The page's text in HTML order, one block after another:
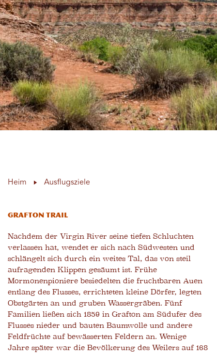
Heim Ausflugsziele
Grafton Trail
Nachdem der Virgin River seine tiefen Schluchten
verlassen hat, wendet er sich nach Südwesten und
schlängelt sich durch ein weites Tal, das von steil
aufragenden Klippen gesäumt ist. Frühe
Mormonenpioniere besiedelten die fruchtbaren Auen
entlang des Flusses, errichteten kleine Dörfer, legten
Obstgärten an und gruben Wassergräben. Fünf
Familien ließen sich 1859 in Grafton am Südufer des
Flusses nieder und bauten Baumwolle und andere
Feldfrüchte auf bewässerten Feldern an. Wenige
Jahre später war die Bevölkerung des Weilers auf 168